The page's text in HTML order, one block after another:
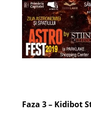
Faza 3 – Kidibot